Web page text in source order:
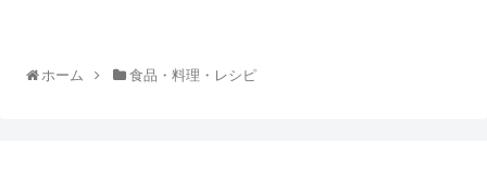
ホーム 食品・料理・レシピ